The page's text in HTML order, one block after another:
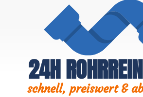
24H
schnell, preiswert &